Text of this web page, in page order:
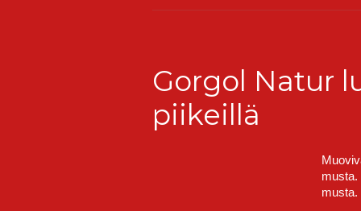
Gorgol Natur
piikeillä
musta.
musta.